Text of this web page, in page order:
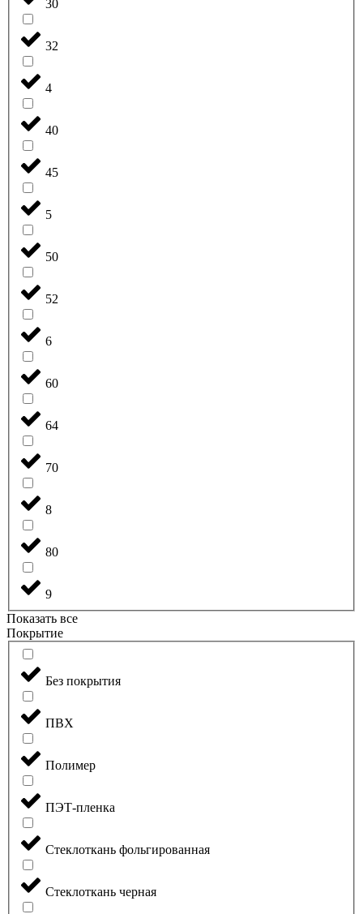
30
32
4
40
45
5
50
52
6
60
64
70
8
80
9
Показать все
Покрытие
Без покрытия
ПВХ
Полимер
ПЭТ-пленка
Стеклоткань фольгированная
Стеклоткань черная